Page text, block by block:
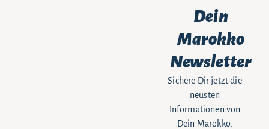
Dein
Marokko
Newsletter
Sichere Dir jetzt die
neusten
Informationen von
Dein Marokko,